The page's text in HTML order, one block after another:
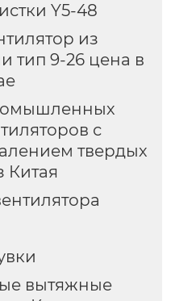
Y5-48
из
тип 9-26 цена в
с
твердых
Китая
вытяжные